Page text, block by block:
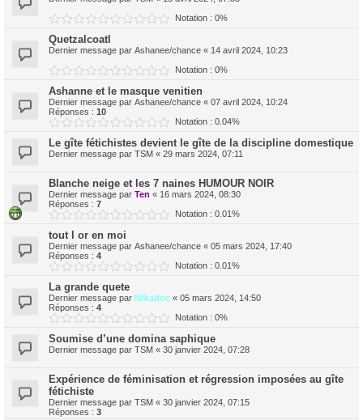
Notation : 0%
Quetzalcoatl
Dernier message par Ashanee/chance « 14 avril 2024, 10:23
Notation : 0%
Ashanne et le masque venitien
Dernier message par Ashanee/chance « 07 avril 2024, 10:24
Réponses : 10
Notation : 0.04%
Le gîte fétichistes devient le gîte de la discipline domestique
Dernier message par TSM « 29 mars 2024, 07:11
Blanche neige et les 7 naines HUMOUR NOIR
Dernier message par Ten « 16 mars 2024, 08:30
Réponses : 7
Notation : 0.01%
tout l or en moi
Dernier message par Ashanee/chance « 05 mars 2024, 17:40
Réponses : 4
Notation : 0.01%
La grande quete
Dernier message par Mikadoc « 05 mars 2024, 14:50
Réponses : 4
Notation : 0%
Soumise d’une domina saphique
Dernier message par TSM « 30 janvier 2024, 07:28
Expérience de féminisation et régression imposées au gîte
fétichiste
Dernier message par TSM « 30 janvier 2024, 07:15
Réponses : 3